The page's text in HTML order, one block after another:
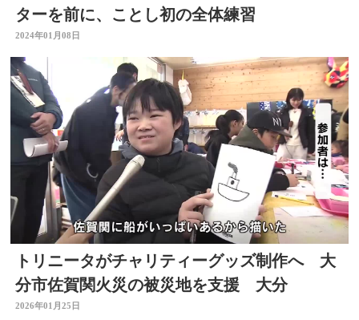
ターを前に、ことし初の全体練習
2024年01月08日
トリニータがチャリティーグッズ制作へ 大
分市佐賀関火災の被災地を支援 大分
2026年01月25日